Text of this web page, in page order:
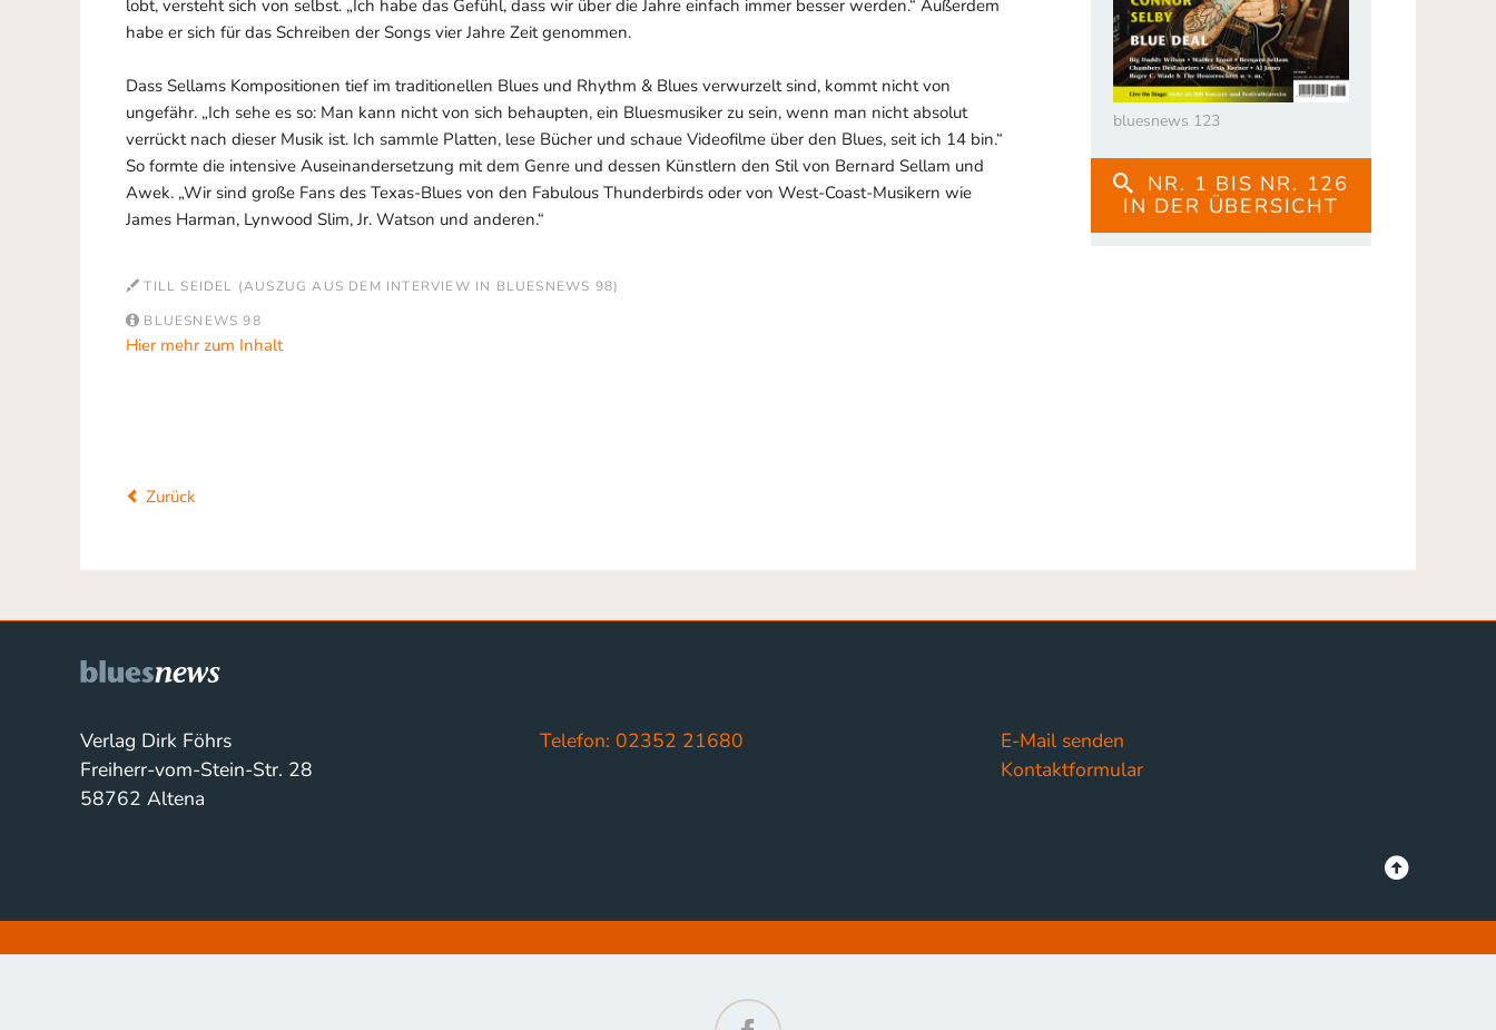
lobt, versteht sich von selbst. „Ich habe das Gefühl, dass wir über die Jahre einfach immer besser werden.“ Außerdem
habe er sich für das Schreiben der Songs vier Jahre Zeit genommen.
Dass Sellams Kompositionen tief im traditionellen Blues und Rhythm & Blues verwurzelt sind, kommt nicht von
ungefähr. „Ich sehe es so: Man kann nicht von sich behaupten, ein Bluesmusiker zu sein, wenn man nicht absolut
verrückt nach dieser Musik ist. Ich sammle Platten, lese Bücher und schaue Videofilme über den Blues, seit ich 14 bin.“
So formte die intensive Auseinandersetzung mit dem Genre und dessen Künstlern den Stil von Bernard Sellam und
Awek. „Wir sind große Fans des Texas-Blues von den Fabulous Thunderbirds oder von West-Coast-Musikern wie
James Harman, Lynwood Slim, Jr. Watson und anderen.“
TILL SEIDEL (AUSZUG AUS DEM INTERVIEW IN BLUESNEWS 98)
BLUESNEWS 98
Hier mehr zum Inhalt
Zurück
bluesnews 123
NR. 1 BIS NR. 126
IN DER ÜBERSICHT
Verlag Dirk Föhrs
Freiherr-vom-Stein-Str. 28
58762 Altena
Telefon: 02352 21680
E-Mail senden
Kontaktformular